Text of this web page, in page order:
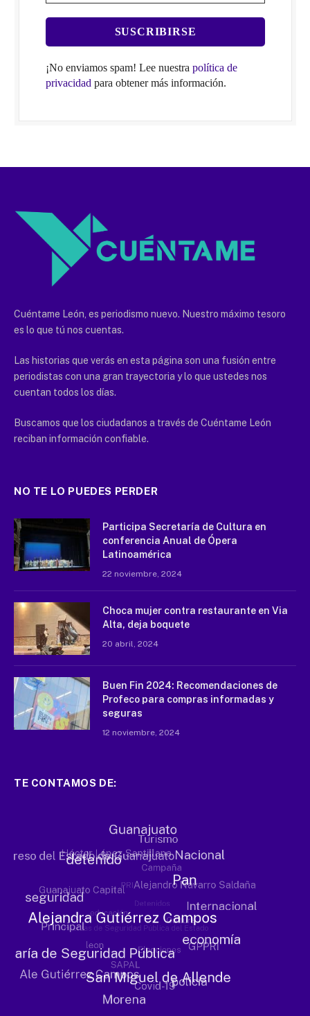
¡No enviamos spam! Lee nuestra política de
privacidad para obtener más información.
Cuéntame León, es periodismo nuevo. Nuestro máximo tesoro
es lo que tú nos cuentas.
Las historias que verás en esta página son una fusión entre
periodistas con una gran trayectoria y lo que ustedes nos
cuentan todos los días.
Buscamos que los ciudadanos a través de Cuéntame León
reciban información confiable.
NO TE LO PUEDES PERDER
Participa Secretaría de Cultura en
conferencia Anual de Ópera
Latinoamérica
22 noviembre, 2024
Choca mujer contra restaurante en Via
Alta, deja boquete
20 abril, 2024
Buen Fin 2024: Recomendaciones de
Profeco para compras informadas y
seguras
12 noviembre, 2024
TE CONTAMOS DE: